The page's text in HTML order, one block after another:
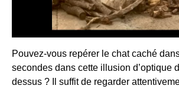
Pouvez-vous repérer le chat caché
secondes dans cette illusion d’optique
dessus ? Il suffit de regarder